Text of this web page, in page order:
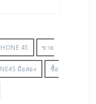
4S ขาย
มือสอง ซื้อ